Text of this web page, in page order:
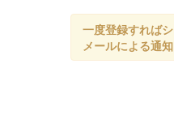
一度登録すれば
メールによる通